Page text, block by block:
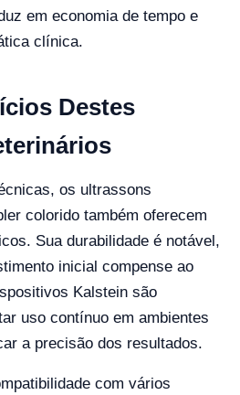
em economia de tempo e
clínica.
Destes
os ultrassons
colorido também oferecem
Sua durabilidade é notável,
inicial compense ao
Kalstein são
uso contínuo em ambientes
a precisão dos resultados.
com vários